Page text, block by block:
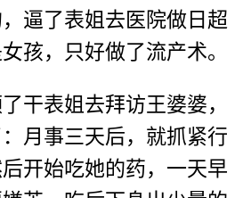
逼了表姐去医院做日超
孩，只好做了流产术。
干表姐去拜访王婆婆，
月事三天后，就抓紧行
开始吃她的药，一天早